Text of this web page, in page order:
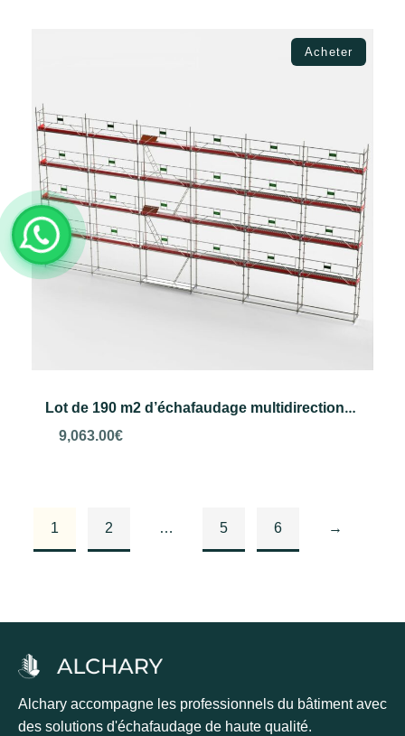
Acheter
Lot de 190 m2 d’échafaudage multidirectionnel VERO
9,063.00€
Choix des options
1 2 … 5 6 →
Alchary accompagne les professionnels du bâtiment avec
des solutions d'échafaudage de haute qualité.